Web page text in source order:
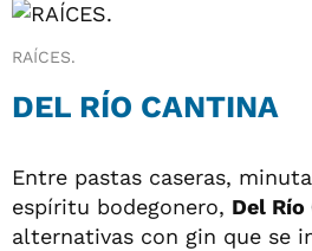
RAÍCES.
DEL RÍO CANTINA
Entre pastas caseras,
espíritu bodegonero, Del
alternativas con gin que se